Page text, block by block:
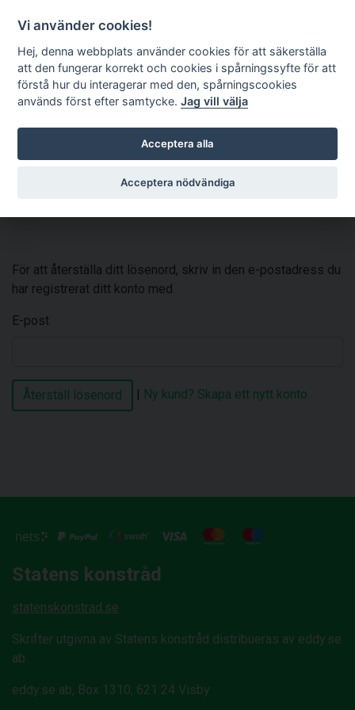
För att återställa ditt lösenord, skriv in den e-postadress du
har registrerat ditt konto med.
E-post
| Ny kund? Skapa ett nytt konto.
Statens konstråd
statenskonstrad.se
Skrifter utgivna av Statens konstråd distribueras av eddy.se
ab
eddy.se ab, Box 1310, 621 24 Visby
Vi använder cookies!
Hej, denna webbplats använder cookies för att säkerställa
att den fungerar korrekt och cookies i spårningssyfte för att
förstå hur du interagerar med den, spårningscookies
används först efter samtycke.Jag vill välja
Acceptera alla
Acceptera nödvändiga